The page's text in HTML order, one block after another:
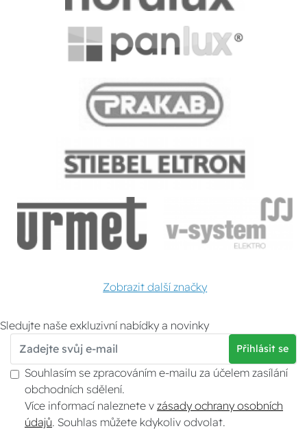
Zobrazit další značky
Sledujte naše exkluzivní nabídky a novinky
Přihlásit se
Souhlasím se zpracováním e-mailu za účelem zasílání
obchodních sdělení.
Více informací naleznete v zásady ochrany osobních
údajů . Souhlas můžete kdykoliv odvolat.